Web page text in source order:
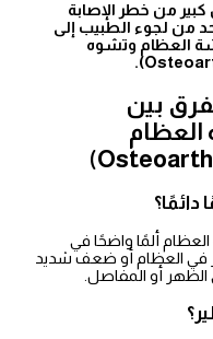
كبير من خطر الإصابة
من لجوء الطبيب إلى
العظام وتشوه
بين
ألمًا واضحًا في
في العظام أو ضعف شديد
أو المفاصل.